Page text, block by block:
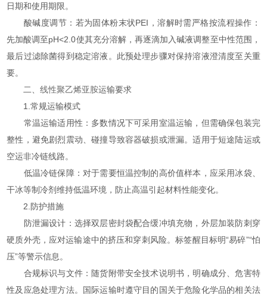
日期和使用期限。
酸碱度调节：若为固体粉末状PEI，溶解时需严格按流程操作：
先加酸调至pH<2.0使其充分溶解，再逐滴加入碱液调整至中性范围，
最后过滤除菌得到稳定溶液。此预处理步骤对保持溶液澄清度至关重
要。
二、线性聚乙烯亚胺运输要求
1.常规运输模式
常温运输适用性：多数情况下可采用室温运输，但需确保包装完
整性，避免剧烈震动、碰撞导致容器破损或泄漏。适用于短途陆运或
空运非冷链线路。
低温冷链保障：对于需要恒温控制的高价值样本，应采用冰袋、
干冰等制冷剂维持低温环境，防止高温引起材料性能变化。
2.防护措施
防泄漏设计：选择双层密封袋配合缓冲填充物，外层加装防刺穿
硬质外壳，应对运输途中的挤压和穿刺风险。标签醒目标明“易碎”“怕
压”等警示信息。
合规标识与文件：随货附带安全技术说明书，明确成分、危害特
性及应急处理方法。国际运输时遵守目的国关于危险化学品的相关法